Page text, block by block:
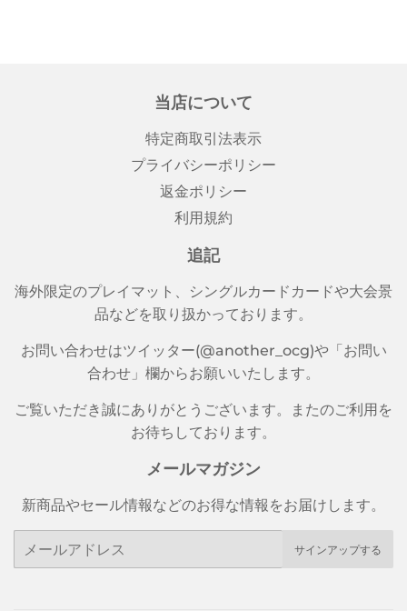
当店について
特定商取引法表示
プライバシーポリシー
返金ポリシー
利用規約
追記
海外限定のプレイマット、シングルカードカードや大会景
品などを取り扱かっております。
お問い合わせはツイッター(@another_ocg)や「お問い
合わせ」欄からお願いいたします。
ご覧いただき誠にありがとうございます。またのご利用を
お待ちしております。
メールマガジン
新商品やセール情報などのお得な情報をお届けします。
ー
サインアップする